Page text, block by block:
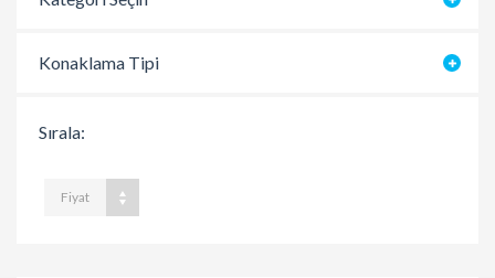
Konaklama Tipi
Sırala:
Fiyat